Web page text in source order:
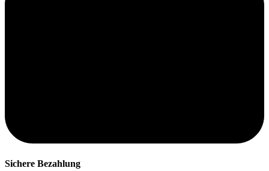
Sichere Bezahlung